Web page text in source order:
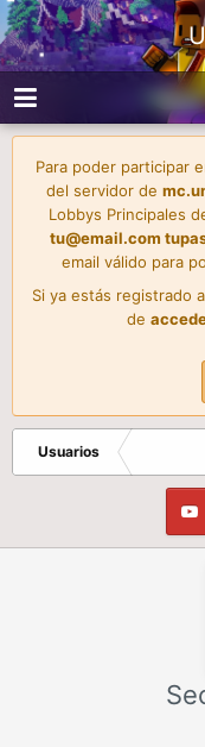
Para poder participar
del servidor de
Lobbys Principales
tu@email.com
email válido para
Si ya estás registrado
de
Usuarios